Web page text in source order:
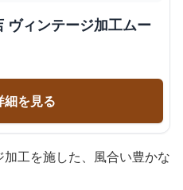
ヴィンテージ加工ムー
細を見る
工を施した、風合い豊かな